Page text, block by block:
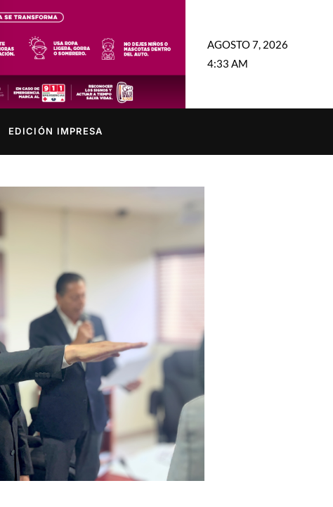
AGOSTO 7, 2026
4:33 AM
EDICIÓN IMPRESA